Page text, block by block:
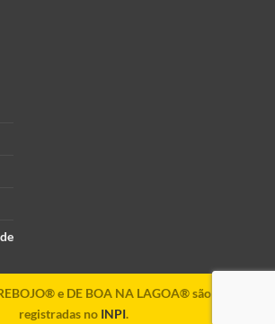
e DE BOA NA LAGOA® são marcas
registradas no INPI.